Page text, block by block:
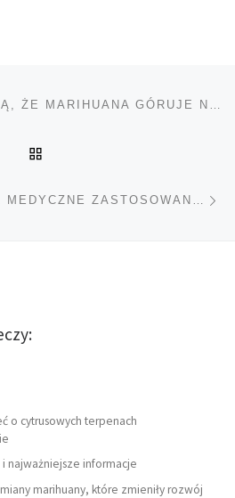
BADANIA POKAZUJĄ, ŻE MARIHUANA GÓRUJE NAD OBECNIE DOSTĘPNYMI LEKAMI NA ALZHEIMERA
NAJBARDZIEJ ZNANE MEDYCZNE ZASTOSOWANIA MARIHUANY
o cytrusowych terpenach
i najważniejsze informacje
marihuany, które zmieniły rozwój